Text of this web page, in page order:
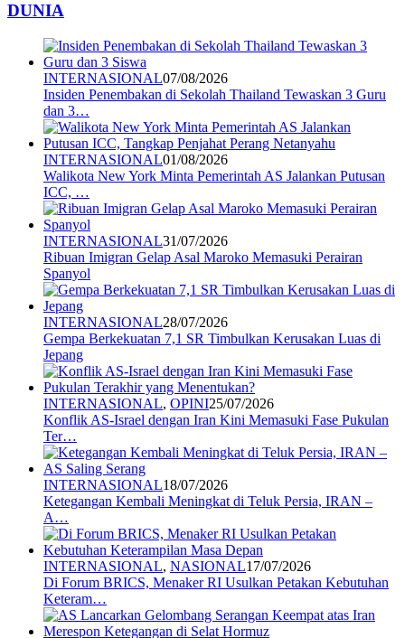
DUNIA
INTERNASIONAL07/08/2026
Insiden Penembakan di Sekolah Thailand Tewaskan 3 Guru
dan 3…
INTERNASIONAL01/08/2026
Walikota New York Minta Pemerintah AS Jalankan Putusan
ICC, …
INTERNASIONAL31/07/2026
Ribuan Imigran Gelap Asal Maroko Memasuki Perairan
Spanyol
INTERNASIONAL28/07/2026
Gempa Berkekuatan 7,1 SR Timbulkan Kerusakan Luas di
Jepang
INTERNASIONAL, OPINI25/07/2026
Konflik AS-Israel dengan Iran Kini Memasuki Fase Pukulan
Ter…
INTERNASIONAL18/07/2026
Ketegangan Kembali Meningkat di Teluk Persia, IRAN –
A…
INTERNASIONAL, NASIONAL17/07/2026
Di Forum BRICS, Menaker RI Usulkan Petakan Kebutuhan
Keteram…